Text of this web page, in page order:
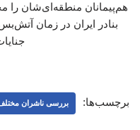
هم‌پیمانان منطقه‌ای‌شان را
بنادر ایران در زمان
برچسب‌ها: بررسی ناشران